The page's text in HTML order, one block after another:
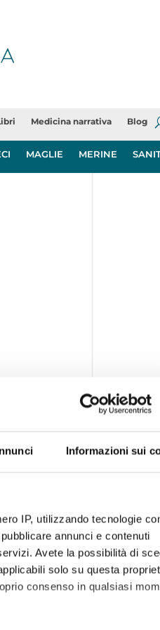
Informazioni sui
IP, utilizzando tecnologie
annunci e contenuti
Avete la possibilità di
solo su questa
consenso in qualsiasi
Medicina narrativa Blog
MAGLIE MERINE